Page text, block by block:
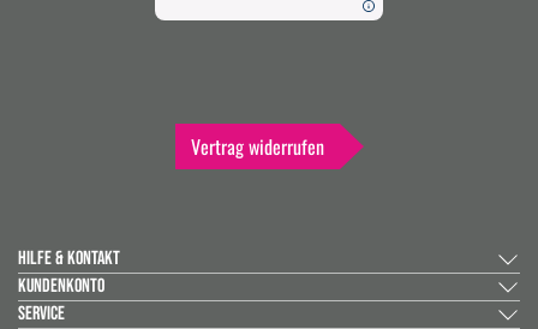
Vertrag widerrufen
HILFE & KONTAKT
KUNDENKONTO
SERVICE